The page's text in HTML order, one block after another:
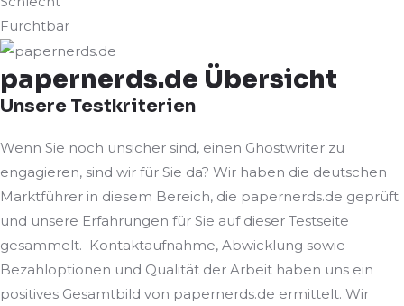
Furchtbar
papernerds.de Übersicht
Unsere Testkriterien
Wenn Sie noch unsicher sind, einen Ghostwriter zu
engagieren, sind wir für Sie da? Wir haben die deutschen
Marktführer in diesem Bereich, die papernerds.de geprüft
und unsere Erfahrungen für Sie auf dieser Testseite
gesammelt. Kontaktaufnahme, Abwicklung sowie
Bezahloptionen und Qualität der Arbeit haben uns ein
positives Gesamtbild von papernerds.de ermittelt. Wir